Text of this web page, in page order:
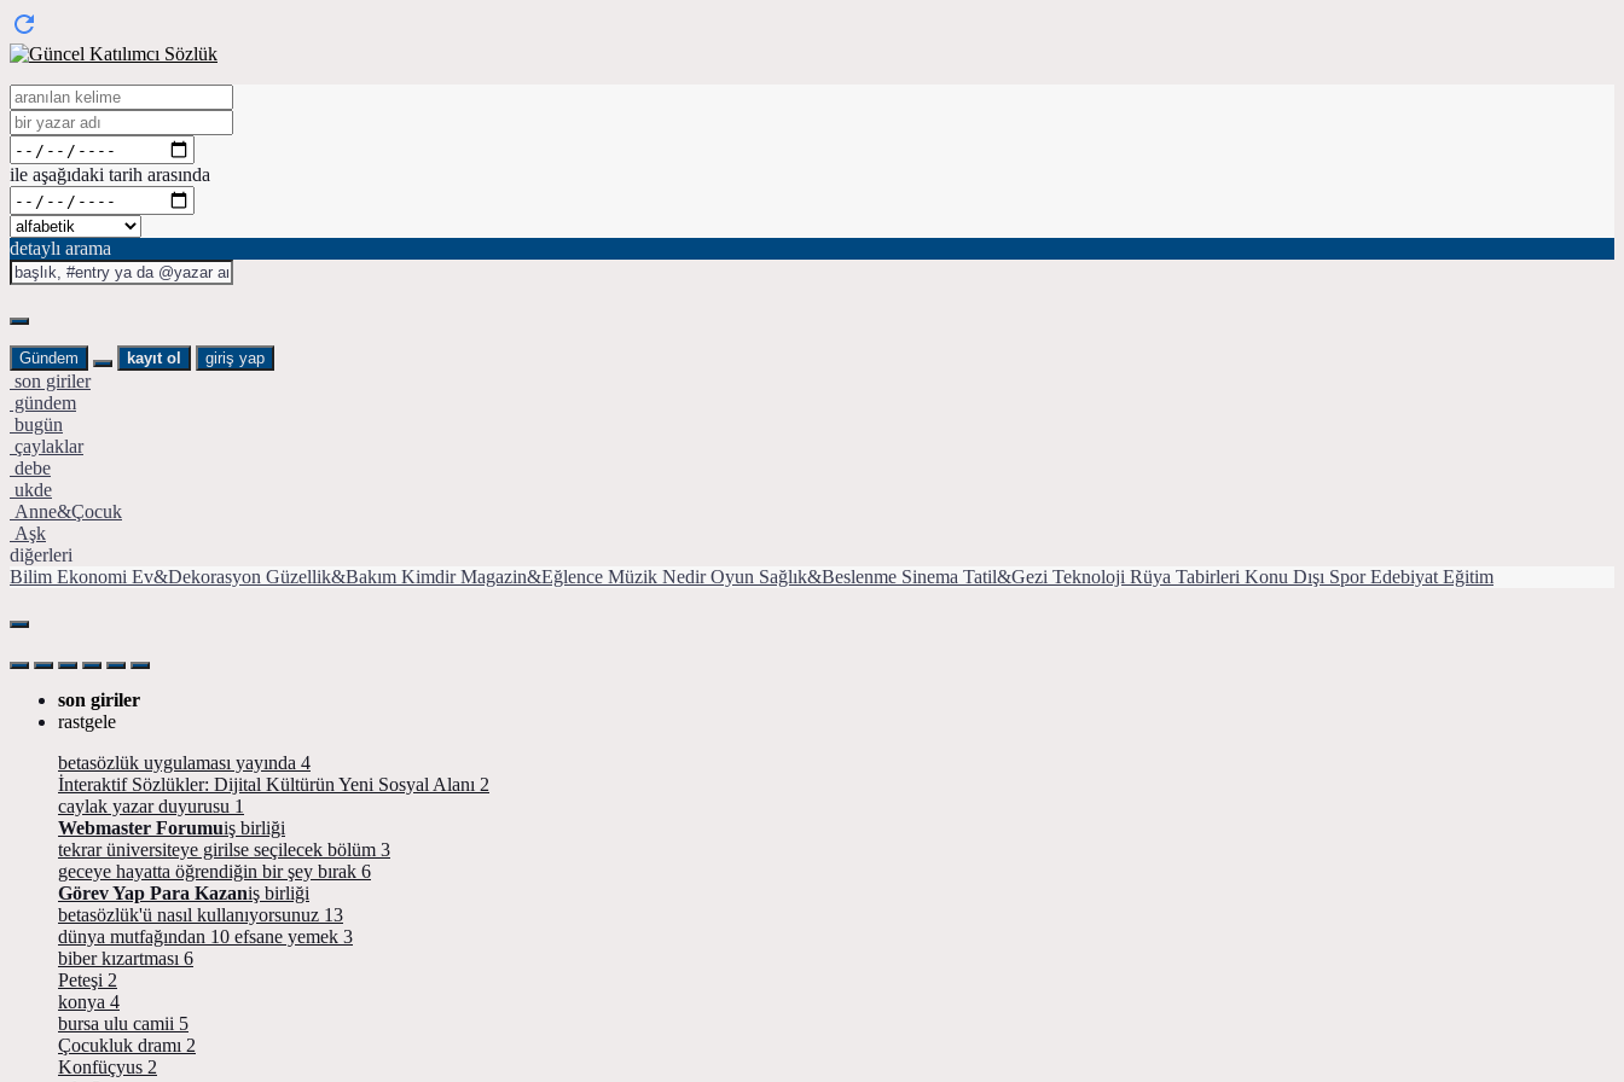
ile aşağıdaki tarih arasında
detaylı arama
Gündem kayıt ol giriş yap
son giriler
gündem
bugün
çaylaklar
debe
ukde
Anne&Çocuk
Aşk
diğerleri
Bilim Ekonomi Ev&Dekorasyon Güzellik&Bakım Kimdir Magazin&Eğlence Müzik Nedir Oyun Sağlık&Beslenme Sinema Tatil&Gezi Teknoloji Rüya Tabirleri Konu Dışı Spor Edebiyat Eğitim
son giriler
rastgele
betasözlük uygulaması yayında 4
İnteraktif Sözlükler: Dijital Kültürün Yeni Sosyal Alanı 2
caylak yazar duyurusu 1
Webmaster Forumuiş birliği
tekrar üniversiteye girilse seçilecek bölüm 3
geceye hayatta öğrendiğin bir şey bırak 6
Görev Yap Para Kazaniş birliği
betasözlük'ü nasıl kullanıyorsunuz 13
dünya mutfağından 10 efsane yemek 3
biber kızartması 6
Peteşi 2
konya 4
bursa ulu camii 5
Çocukluk dramı 2
Konfüçyus 2